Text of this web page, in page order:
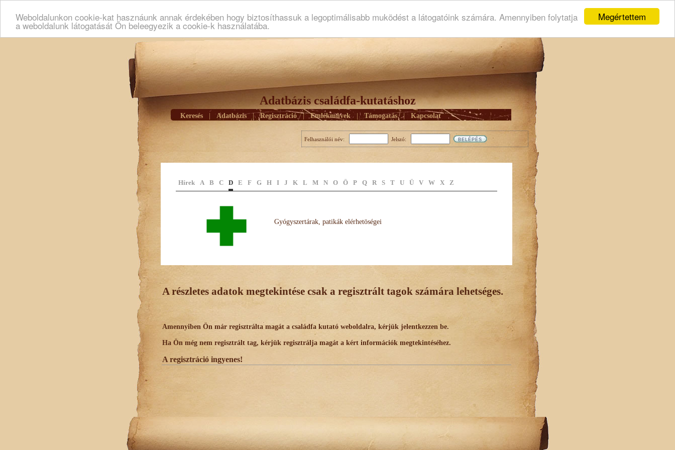
Megértettem
Weboldalunkon cookie-kat hasznáunk annak érdekében hogy biztosíthassuk a legoptimálisabb muködést a látogatóink számára. Amennyiben folytatja
a weboldalunk látogatását Ön beleegyezik a cookie-k használatába.
Adatbázis családfa-kutatáshoz
Keresés Adatbázis | Regisztráció | Emlékmûvek | Támogatás | Kapcsolat
Felhasználói név: Jelszó:
Hírek A B C D E F G H I J K L M N O Ö P Q R S T U Ü V W X Z
Gyógyszertárak, patikák elérhetöségei
A részletes adatok megtekintése csak a regisztrált tagok számára lehetséges.
Amennyiben Ön már regisztrálta magát a családfa kutató weboldalra, kérjük jelentkezzen be.
Ha Ön még nem regisztrált tag, kérjük regisztrálja magát a kért információk megtekintéséhez.
A regisztráció ingyenes!